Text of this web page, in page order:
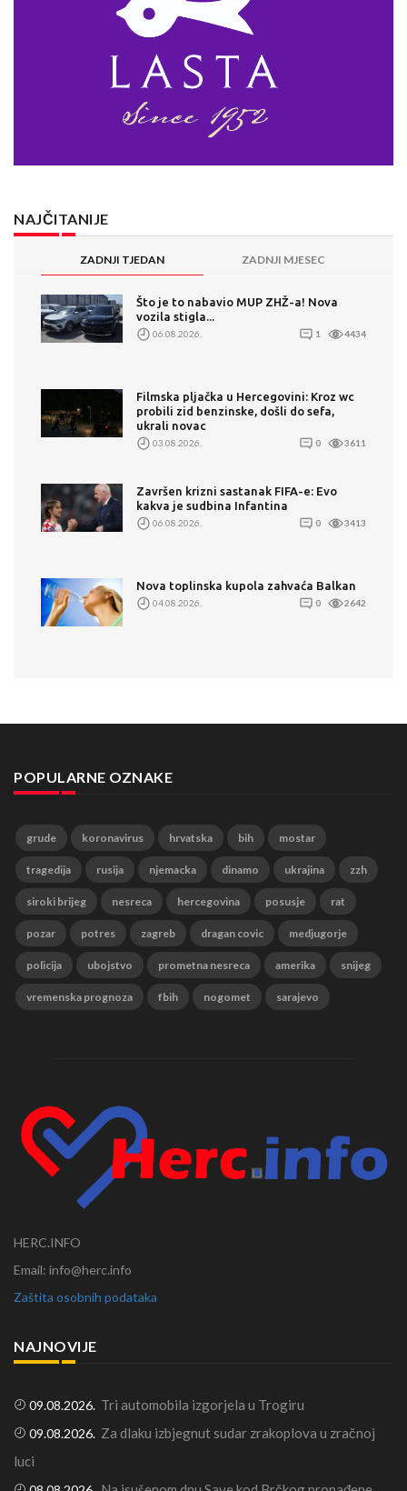
NAJČITANIJE
ZADNJI TJEDAN ZADNJI MJESEC
Što je to nabavio MUP ZHŽ-a! Nova
vozila stigla...
06.08.2026. 1 4434
Filmska pljačka u Hercegovini: Kroz wc
probili zid benzinske, došli do sefa,
ukrali novac
03.08.2026. 0 3611
Završen krizni sastanak FIFA-e: Evo
kakva je sudbina Infantina
06.08.2026. 0 3413
Nova toplinska kupola zahvaća Balkan
04.08.2026. 0 2642
POPULARNE OZNAKE
grude koronavirus hrvatska bih mostar
tragedija rusija njemacka dinamo ukrajina zzh
siroki brijeg nesreca hercegovina posusje rat
pozar potres zagreb dragan covic medjugorje
policija ubojstvo prometna nesreca amerika snijeg
vremenska prognoza fbih nogomet sarajevo
HERC.INFO
Email: info@herc.info
Zaštita osobnih podataka
NAJNOVIJE
09.08.2026. Tri automobila izgorjela u Trogiru
09.08.2026. Za dlaku izbjegnut sudar zrakoplova u zračnoj
luci